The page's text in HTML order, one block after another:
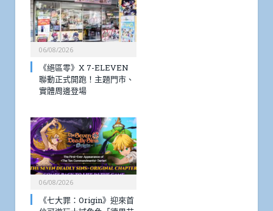
06/08/2026
《絕區零》X 7-ELEVEN
聯動正式開跑！主題門市、
實體周邊登場
06/08/2026
《七大罪：Origin》迎來首